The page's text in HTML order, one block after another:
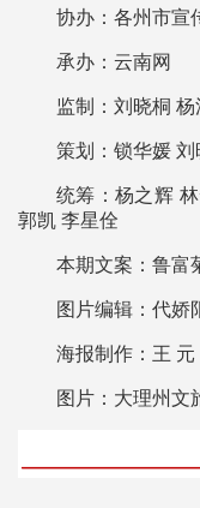
协办：各州市宣
承办：云南网
监制：刘晓桐 杨
策划：锁华媛 刘
统筹：杨之辉
郭凯 李星佺
本期文案：鲁富
图片编辑：代娇
海报制作：王 元
图片：大理州文